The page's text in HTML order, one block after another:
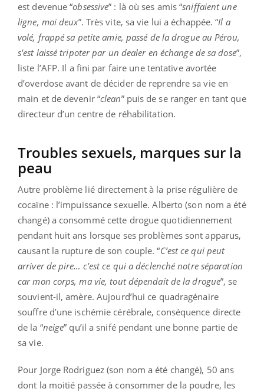
est devenue “obsessive” : là où ses amis “sniffaient une
ligne, moi deux”. Très vite, sa vie lui a échappée. “Il a
volé, frappé sa petite amie, passé de la drogue au Pérou,
s'est laissé tripoter par un dealer en échange de sa dose”,
liste l’AFP. Il a fini par faire une tentative avortée
d’overdose avant de décider de reprendre sa vie en
main et de devenir “clean” puis de se ranger en tant que
directeur d’un centre de réhabilitation.
Troubles sexuels, marques sur la
peau
Autre problème lié directement à la prise régulière de
cocaïne : l’impuissance sexuelle. Alberto (son nom a été
changé) a consommé cette drogue quotidiennement
pendant huit ans lorsque ses problèmes sont apparus,
causant la rupture de son couple. “C’est ce qui peut
arriver de pire… c'est ce qui a déclenché notre séparation
car mon corps, ma vie, tout dépendait de la drogue”, se
souvient-il, amère. Aujourd’hui ce quadragénaire
souffre d’une ischémie cérébrale, conséquence directe
de la “neige” qu’il a snifé pendant une bonne partie de
sa vie.
Pour Jorge Rodriguez (son nom a été changé), 50 ans
dont la moitié passée à consommer de la poudre, les